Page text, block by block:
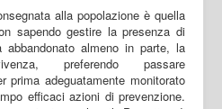
alla popolazione è quella
sapendo gestire la presenza di
abbandonato almeno in parte, la
preferendo passare
prima adeguatamente monitorato
efficaci azioni di prevenzione.